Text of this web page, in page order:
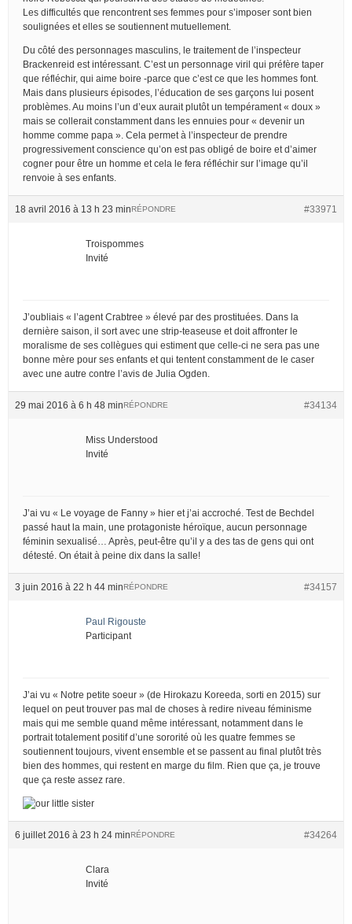
Les difficultés que rencontrent ses femmes pour s’imposer sont bien
soulignées et elles se soutiennent mutuellement.
Du côté des personnages masculins, le traitement de l’inspecteur
Brackenreid est intéressant. C’est un personnage viril qui préfère taper
que réfléchir, qui aime boire -parce que c’est ce que les hommes font.
Mais dans plusieurs épisodes, l’éducation de ses garçons lui posent
problèmes. Au moins l’un d’eux aurait plutôt un tempérament « doux »
mais se collerait constamment dans les ennuies pour « devenir un
homme comme papa ». Cela permet à l’inspecteur de prendre
progressivement conscience qu’on est pas obligé de boire et d’aimer
cogner pour être un homme et cela le fera réfléchir sur l’image qu’il
renvoie à ses enfants.
18 avril 2016 à 13 h 23 min #33971
RÉPONDRE
Troispommes
Invité
J’oubliais « l’agent Crabtree » élevé par des prostituées. Dans la
dernière saison, il sort avec une strip-teaseuse et doit affronter le
moralisme de ses collègues qui estiment que celle-ci ne sera pas une
bonne mère pour ses enfants et qui tentent constamment de le caser
avec une autre contre l’avis de Julia Ogden.
29 mai 2016 à 6 h 48 min #34134
RÉPONDRE
Miss Understood
Invité
J’ai vu « Le voyage de Fanny » hier et j’ai accroché. Test de Bechdel
passé haut la main, une protagoniste héroïque, aucun personnage
féminin sexualisé… Après, peut-être qu’il y a des tas de gens qui ont
détesté. On était à peine dix dans la salle!
3 juin 2016 à 22 h 44 min #34157
RÉPONDRE
Paul Rigouste
Participant
J’ai vu « Notre petite soeur » (de Hirokazu Koreeda, sorti en 2015) sur
lequel on peut trouver pas mal de choses à redire niveau féminisme
mais qui me semble quand même intéressant, notamment dans le
portrait totalement positif d’une sororité où les quatre femmes se
soutiennent toujours, vivent ensemble et se passent au final plutôt très
bien des hommes, qui restent en marge du film. Rien que ça, je trouve
que ça reste assez rare.
6 juillet 2016 à 23 h 24 min #34264
RÉPONDRE
Clara
Invité